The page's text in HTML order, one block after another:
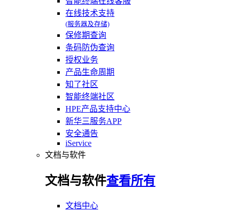
在线技术支持
(服务器及存储)
保修期查询
条码防伪查询
授权业务
产品生命周期
知了社区
智能终端社区
HPE产品支持中心
新华三服务APP
安全通告
iService
文档与软件
文档与软件查看所有
文档中心